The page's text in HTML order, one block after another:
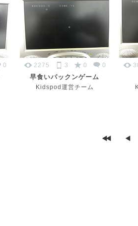
0 2275 3 0 0
早食いパックンゲーム
Kidspod運営チーム